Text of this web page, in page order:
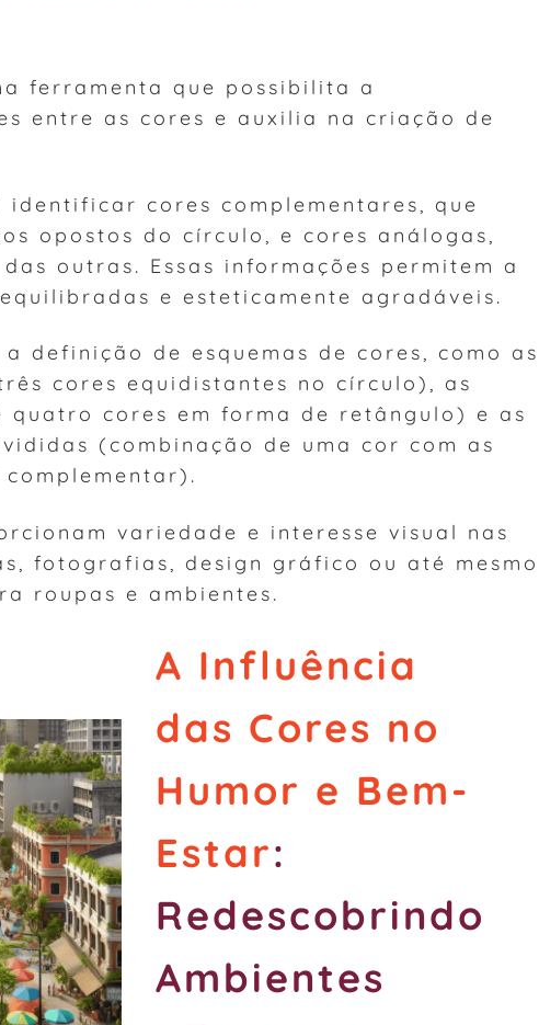
ferramenta que possibilita a
entre as cores e auxilia na criação de
identificar cores complementares, que
opostos do círculo, e cores análogas,
outras. Essas informações permitem a
e esteticamente agradáveis.
definição de esquemas de cores, como as
cores equidistantes no círculo), as
quatro cores em forma de retângulo) e as
(combinação de uma cor com as
variedade e interesse visual nas
fotografias, design gráfico ou até mesmo
roupas e ambientes.
A Influência
das Cores no
Humor e Bem-
Estar:
Redescobrindo
Ambientes